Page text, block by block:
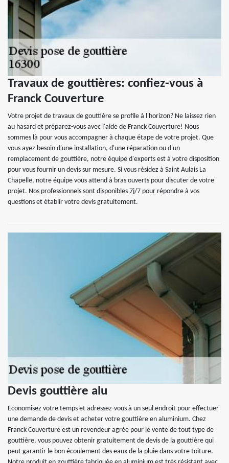
Travaux de gouttières: confiez-vous à
Franck Couverture
Votre projet de travaux de gouttière se profile à l'horizon? Ne laissez rien
au hasard et préparez-vous avec l'aide de Franck Couverture! Nous
sommes là pour vous accompagner à chaque étape de votre projet. Que
vous ayez besoin d'une installation, d'une réparation ou d'un
remplacement de gouttière, notre équipe d'experts est à votre disposition
pour vous fournir un devis sur mesure. Si vous résidez à Saint Aulais La
Chapelle, notre équipe vous attend à bras ouverts pour discuter de votre
projet. Nos professionnels sont disponibles 7j/7 pour répondre à vos
questions et établir votre devis gratuitement.
Devis gouttière alu
Economisez votre temps et adressez-vous à un seul endroit pour effectuer
une demande de devis et acheter votre gouttière en aluminium. Chez
Franck Couverture est un revendeur agrée pour le vente de tout type de
gouttière, vous pouvez obtenir gratuitement de devis de la gouttière qui
peut garantir le bon écoulement des eaux de la pluie dans votre toiture.